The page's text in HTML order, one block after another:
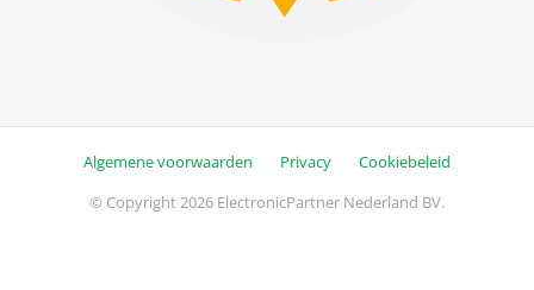
Algemene voorwaarden Privacy
Cookiebeleid
© Copyright 2026 ElectronicPartner Nederland BV.